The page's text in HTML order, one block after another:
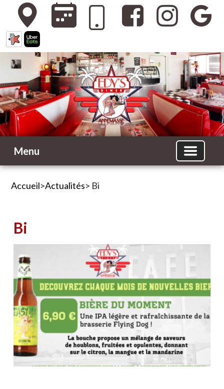
Menu
Accueil>Actualités> Bi
Bi